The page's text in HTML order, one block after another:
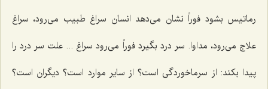
رماتیس بشود فوراً نشان می‌دهد انسان سراغ طبیب می‌رود، سراغ
علاج می‌رود، مداوا. سر درد بگیرد فوراً می‌رود سراغ ... علت سر درد را
پیدا بکند: از سرماخوردگی است؟ از سایر موارد است؟ دیگران است؟